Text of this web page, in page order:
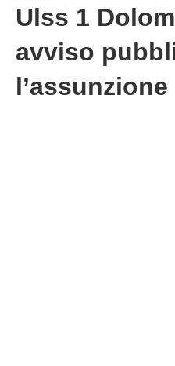
Ulss 1
avviso